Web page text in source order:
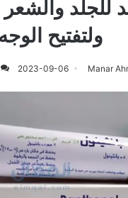
للجلد والشعر
ولتفتيح الوجه
Manar
2023-09-06